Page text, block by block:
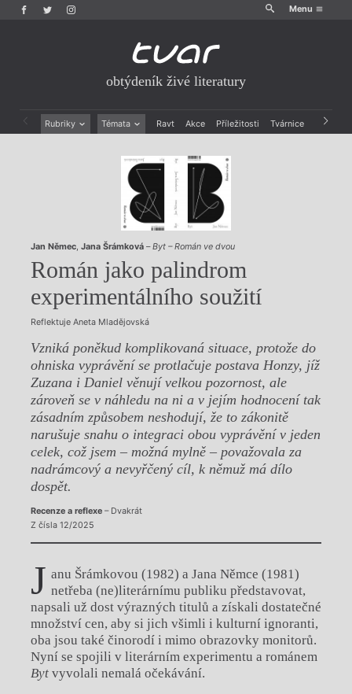
Menu
obtýdeník živé literatury
Rubriky Témata Ravt Akce Příležitosti Tvárnice Archiv
Historie kolonialismu
Výroční ceny
Jan Němec, Jana Šrámková–Byt – Román ve dvou
Román jako palindrom
experimentálního soužití
Reflektuje Aneta Mladějovská
Vzniká poněkud komplikovaná situace, protože do
ohniska vyprávění se protlačuje postava Honzy, jíž
Zuzana i Daniel věnují velkou pozornost, ale
zároveň se v náhledu na ni a v jejím hodnocení tak
zásadním způsobem neshodují, že to zákonitě
narušuje snahu o integraci obou vyprávění v jeden
celek, což jsem – možná mylně – považovala za
nadrámcový a nevyřčený cíl, k němuž má dílo
dospět.
Recenze a reflexe– Dvakrát
Z čísla 12/2025
J anu Šrámkovou (1982) a Jana Němce (1981)
netřeba (ne)literárnímu publiku představovat,
napsali už dost výrazných titulů a získali dostatečné
množství cen, aby si jich všimli i kulturní ignoranti,
oba jsou také činorodí i mimo obrazovky monitorů.
Nyní se spojili v literárním experimentu a románem
Byt vyvolali nemalá očekávání.